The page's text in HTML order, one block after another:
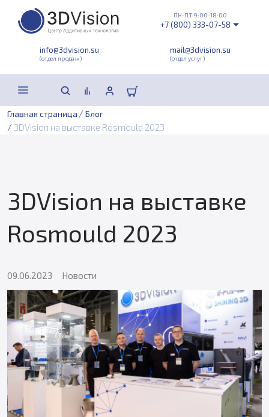
info@3dvision.su
(отдел продаж)
mail@3dvision.su
(отдел услуг)
ПН-ПТ 9:00-18:00
+7 (800) 333-07-58
Главная страница / Блог
/ 3DVision на выставке Rosmould 2023
3DVision на выставке
Rosmould 2023
09.06.2023 Новости